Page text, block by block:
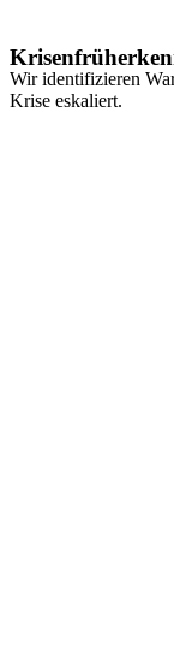
Wir identifizieren
Krise eskaliert.